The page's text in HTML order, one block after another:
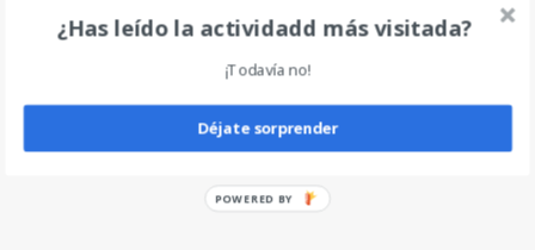
Deja un comentario
¿Has leído la actividadd más visitada?
¡Todavía no!
Déjate sorprender
POWERED BY